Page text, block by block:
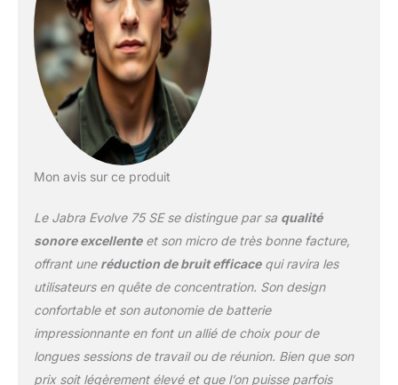
Mon avis sur ce produit
Le Jabra Evolve 75 SE se distingue par sa qualité
sonore excellenteet son micro de très bonne facture,
offrant une réduction de bruit efficacequi ravira les
utilisateurs en quête de concentration. Son design
confortable et son autonomie de batterie
impressionnante en font un allié de choix pour de
longues sessions de travail ou de réunion. Bien que son
prix soit légèrement élevé et que l’on puisse parfois